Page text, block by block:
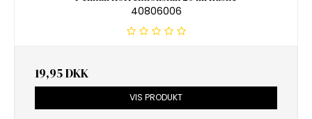
40806006
19,95 DKK
VIS PRODUKT